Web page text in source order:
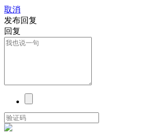
取消
发布回复
回复